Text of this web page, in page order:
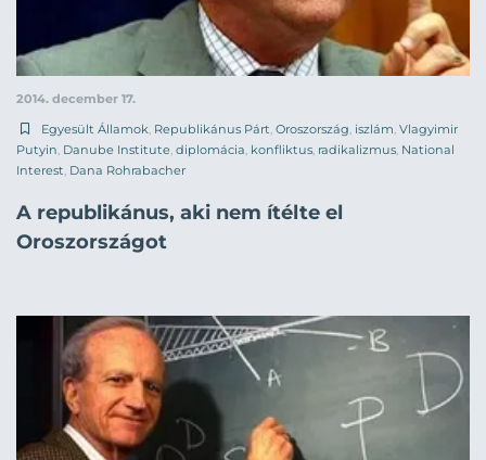
2014. december 17.
Egyesült Államok, Republikánus Párt, Oroszország, iszlám, Vlagyimir
Putyin, Danube Institute, diplomácia, konfliktus, radikalizmus, National
Interest, Dana Rohrabacher
A republikánus, aki nem ítélte el
Oroszországot